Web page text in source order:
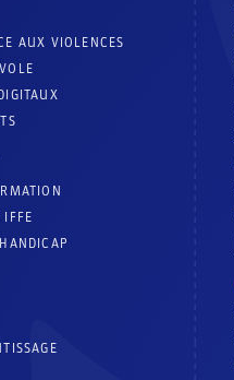
AUX VIOLENCES
IFFE